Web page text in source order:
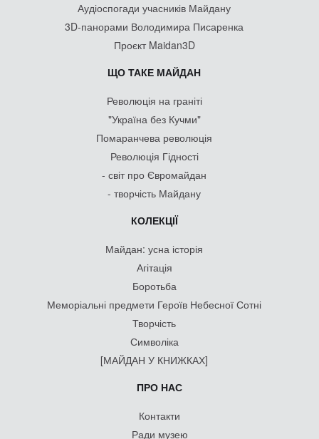
Аудіоспогади учасників Майдану
3D-панорами Володимира Писаренка
Проєкт Maidan3D
ЩО ТАКЕ МАЙДАН
Революція на граніті
"Україна без Кучми"
Помаранчева революція
Революція Гідності
- світ про Євромайдан
- творчість Майдану
КОЛЕКЦІЇ
Майдан: усна історія
Агітація
Боротьба
Меморіальні предмети Героїв Небесної Сотні
Творчість
Символіка
[МАЙДАН У КНИЖКАХ]
ПРО НАС
Контакти
Ради музею